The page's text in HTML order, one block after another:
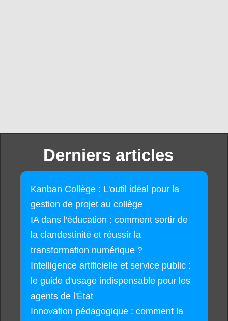
Derniers articles
Kanban Collège : L'outil idéal pour la
gestion de projet au collège
IA dans l'éducation : comment sortir de
la clandestinité et réussir la
transformation numérique ?
Intelligence artificielle et service public :
le guide d'usage indispensable pour les
agents de l'État
Innovation pédagogique : comment la